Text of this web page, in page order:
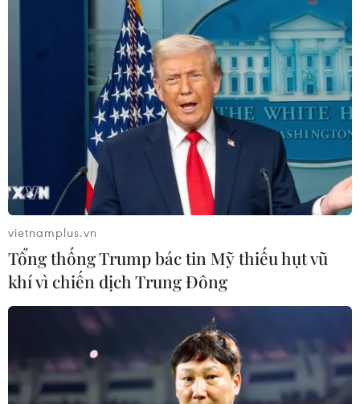
Theo dõi VietnamPlus
TIN LIÊN QUAN
vietnamplus.vn
Tổng thống Trump bác tin Mỹ thiếu hụt vũ
khí vì chiến dịch Trung Đông